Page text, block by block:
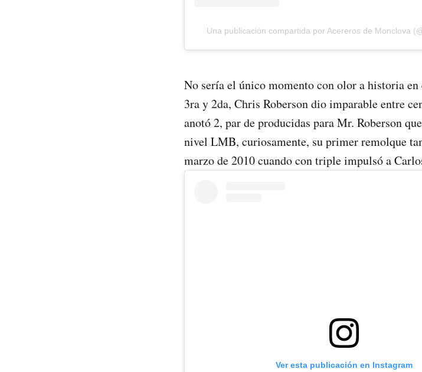
Una publicación compartida por Acereros de Monclova
No sería el único momento con olor a historia
3ra y 2da, Chris Roberson dio imparable entre
anotó 2, par de producidas para Mr. Roberson
nivel LMB, curiosamente, su primer remolque
marzo de 2010 cuando con triple impulsó a
Ver esta publicación en Instagram